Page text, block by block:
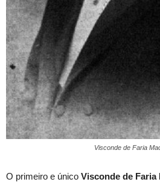
Visconde de Faria
O primeiro e único Visconde de Faria